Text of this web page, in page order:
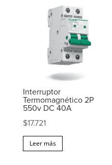
Interruptor
Termomagnético 2P
550v DC 40A
$17.721
Leer más